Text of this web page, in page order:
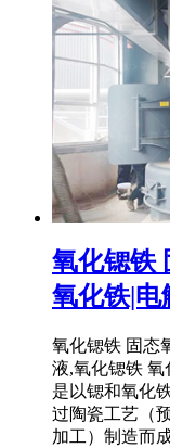
氧化锶铁
氧化铁|电
氧化锶铁 固态
液,氧化锶铁
是以锶和氧化
过陶瓷工艺（
加工）制造而